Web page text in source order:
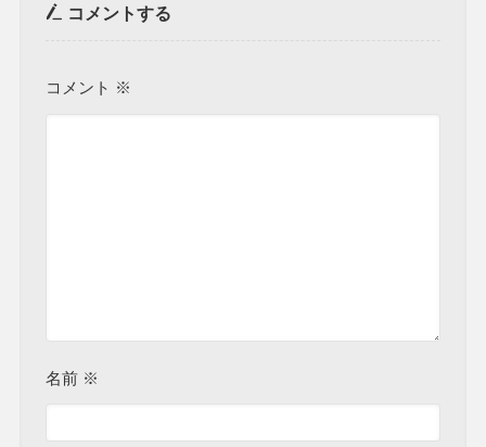
コメントする
コメント ※
名前 ※